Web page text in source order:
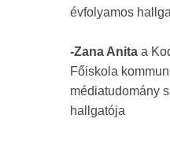
évfolyamos
-Zana Anita a
Főiskola
médiatudomány
hallgatója